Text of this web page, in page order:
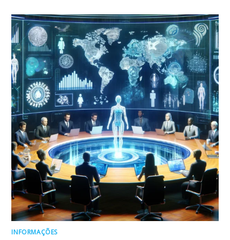
INFORMAÇÕES